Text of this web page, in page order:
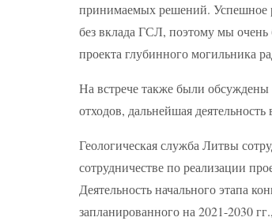
принимаемых решений. Успешное
без вклада ГСЛ, поэтому мы очень
проекта глубинного могильника
На встрече также были
отходов, дальнейшая
Геологическая служба Литвы
сотрудничестве по реализации
Деятельность начального этапа
запланированного на 2021-2030